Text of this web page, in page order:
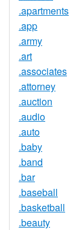
.apartments
.app
.army
.art
.associates
.attorney
.auction
.audio
.auto
.baby
.band
.bar
.baseball
.basketball
.beauty